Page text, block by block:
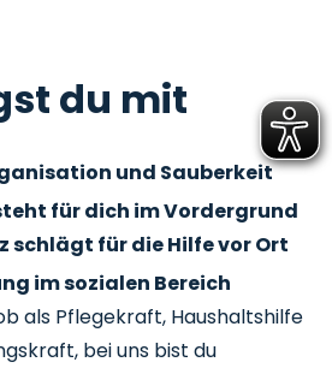
du mit
und Sauberkeit
für dich im Vordergrund
schlägt für die Hilfe vor Ort
im sozialen Bereich
als Pflegekraft, Haushaltshilfe
bei uns bist du